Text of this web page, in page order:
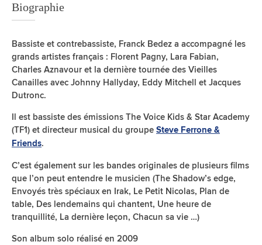
Biographie
Bassiste et contrebassiste, Franck Bedez a accompagné les
grands artistes français : Florent Pagny, Lara Fabian,
Charles Aznavour et la dernière tournée des Vieilles
Canailles avec Johnny Hallyday, Eddy Mitchell et Jacques
Dutronc.
Il est bassiste des émissions The Voice Kids & Star Academy
(TF1) et directeur musical du groupe Steve Ferrone &
Friends.
C’est également sur les bandes originales de plusieurs films
que l’on peut entendre le musicien (The Shadow’s edge,
Envoyés très spéciaux en Irak, Le Petit Nicolas, Plan de
table, Des lendemains qui chantent, Une heure de
tranquillité, La dernière leçon, Chacun sa vie …)
Son album solo réalisé en 2009